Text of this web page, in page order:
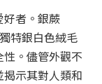
好者。銀蕨
特銀白色絨毛
。儘管外觀不
示其對人類和